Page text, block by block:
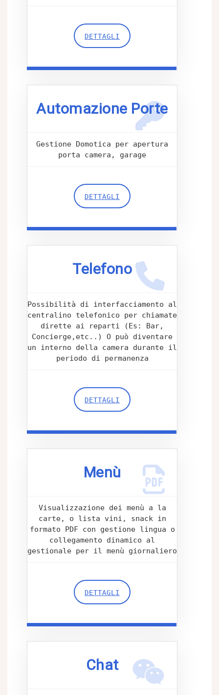
DETTAGLI
Automazione Porte
Gestione Domotica per apertura
porta camera, garage
DETTAGLI
Telefono
Possibilità di interfacciamento al
centralino telefonico per chiamate
dirette ai reparti (Es: Bar,
Concierge,etc..) O può diventare
un interno della camera durante il
periodo di permanenza
DETTAGLI
Menù
Visualizzazione dei menù a la
carte, o lista vini, snack in
formato PDF con gestione lingua o
collegamento dinamico al
gestionale per il menù giornaliero
DETTAGLI
Chat